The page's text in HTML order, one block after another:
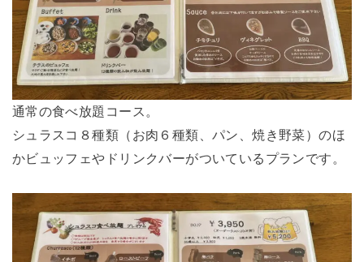
通常の食べ放題コース。
シュラスコ８種類（お肉６種類、パン、焼き野菜）のほ
かビュッフェやドリンクバーがついているプランです。